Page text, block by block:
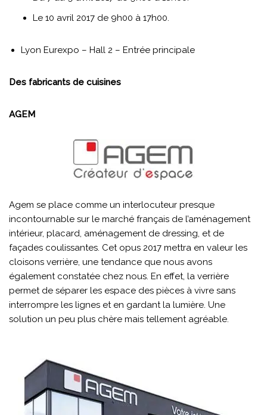
Le 10 avril 2017 de 9h00 à 17h00.
Lyon Eurexpo – Hall 2 – Entrée principale
Des fabricants de cuisines
AGEM
Agem se place comme un interlocuteur presque
incontournable sur le marché français de l’aménagement
intérieur, placard, aménagement de dressing, et de
façades coulissantes. Cet opus 2017 mettra en valeur les
cloisons verrière, une tendance que nous avons
également constatée chez nous. En effet, la verrière
permet de séparer les espace des pièces à vivre sans
interrompre les lignes et en gardant la lumière. Une
solution un peu plus chère mais tellement agréable.